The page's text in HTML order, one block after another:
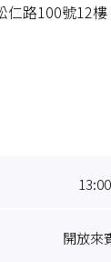
仁路100號12
開放來